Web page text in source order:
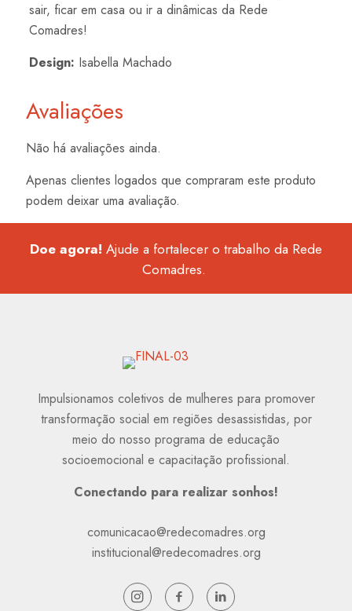
sair, ficar em casa ou ir a dinâmicas da Rede
Comadres!
Design: Isabella Machado
Avaliações
Não há avaliações ainda.
Apenas clientes logados que compraram este produto
podem deixar uma avaliação.
Doe agora! Ajude a fortalecer o trabalho da Rede
Comadres.
Impulsionamos coletivos de mulheres para promover
transformação social em regiões desassistidas, por
meio do nosso programa de educação
socioemocional e capacitação profissional.
Conectando para realizar sonhos!
comunicacao@redecomadres.org
institucional@redecomadres.org